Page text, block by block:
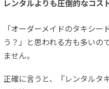
レンタルよりも圧倒的なコス
「オーダーメイドのタキシー
う？」と思われる方も多いの
ません。
正確に言うと、『レンタルタ